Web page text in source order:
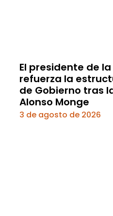
El presidente de
refuerza la
de Gobierno tras
Alonso Monge
3 de agosto de 2026